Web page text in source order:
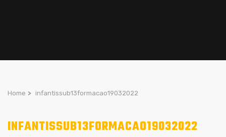
Home > infantissub13formacao19032022
INFANTISSUB13FORMACAO19032022